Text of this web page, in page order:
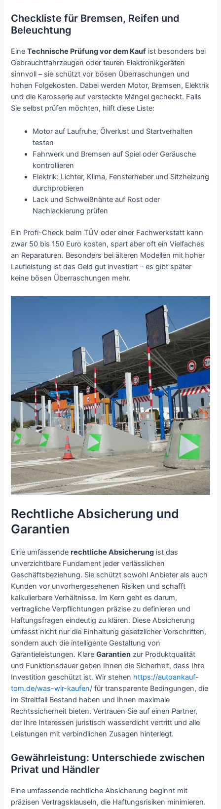
Checkliste für Bremsen, Reifen und
Beleuchtung
EineTechnische Prüfung vor dem Kauf ist besonders bei
Gebrauchtfahrzeugen oder teuren Elektronikgeräten
sinnvoll – sie schützt vor bösen Überraschungen und
hohen Folgekosten. Dabei werden Motor, Bremsen, Elektrik
und die Karosserie auf versteckte Mängel gecheckt. Falls
Sie selbst prüfen möchten, hilft diese Liste:
Motor auf Laufruhe, Ölverlust und Startverhalten
testen
Fahrwerk und Bremsen auf Spiel oder Geräusche
kontrollieren
Elektrik: Lichter, Klima, Fensterheber und Sitzheizung
durchprobieren
Lack und Schweißnähte auf Rost oder
Nachlackierung prüfen
Ein Profi-Check beim TÜV oder einer Fachwerkstatt kann
zwar 50 bis 150 Euro kosten, spart aber oft ein Vielfaches
an Reparaturen. Besonders bei älteren Modellen mit hoher
Laufleistung ist das Geld gut investiert – es gibt später
keine bösen Überraschungen mehr.
Rechtliche Absicherung und
Garantien
Eine umfassenderechtliche Absicherung ist das
unverzichtbare Fundament jeder verlässlichen
Geschäftsbeziehung. Sie schützt sowohl Anbieter als auch
Kunden vor unvorhergesehenen Risiken und schafft
kalkulierbare Verhältnisse. Im Kern geht es darum,
vertragliche Verpflichtungen präzise zu definieren und
Haftungsfragen eindeutig zu klären. Diese Absicherung
umfasst nicht nur die Einhaltung gesetzlicher Vorschriften,
sondern auch die intelligente Gestaltung von
Garantieleistungen. KlareGarantien zur Produktqualität
und Funktionsdauer geben Ihnen die Sicherheit, dass Ihre
Investition geschützt ist. Wir stehen https://autoankauf-
tom.de/was-wir-kaufen/ für transparente Bedingungen, die
im Streitfall Bestand haben und Ihnen maximale
Rechtssicherheit bieten. Vertrauen Sie auf einen Partner,
der Ihre Interessen juristisch wasserdicht vertritt und alle
Leistungen mit verbindlichen Zusagen hinterlegt.
Gewährleistung: Unterschiede zwischen
Privat und Händler
Eine umfassende rechtliche Absicherung beginnt mit
präzisen Vertragsklauseln, die Haftungsrisiken minimieren.